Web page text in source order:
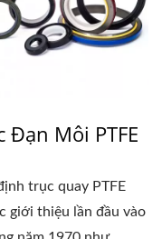
Đạn Môi PTFE
trục quay PTFE
giới thiệu lần đầu vào